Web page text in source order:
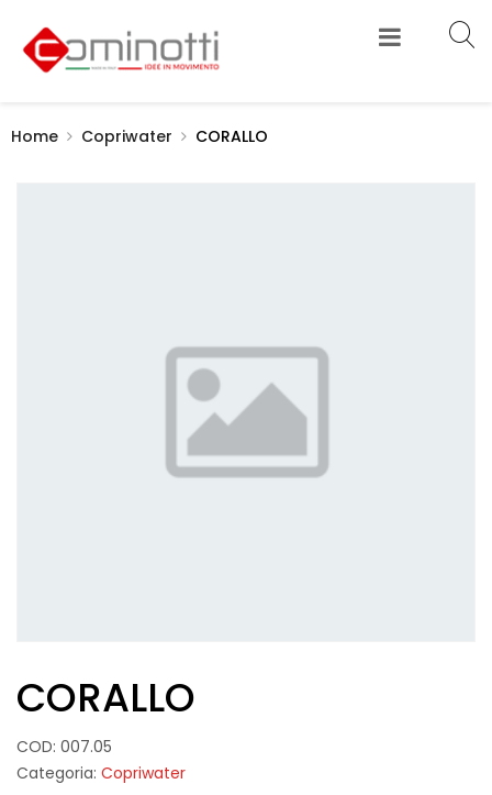
Home Copriwater CORALLO
CORALLO
COD: 007.05
Categoria: Copriwater